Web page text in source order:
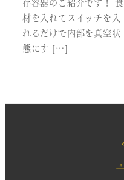
材を入れてスイッチを入
れるだけで内部を真空状
態にす […]